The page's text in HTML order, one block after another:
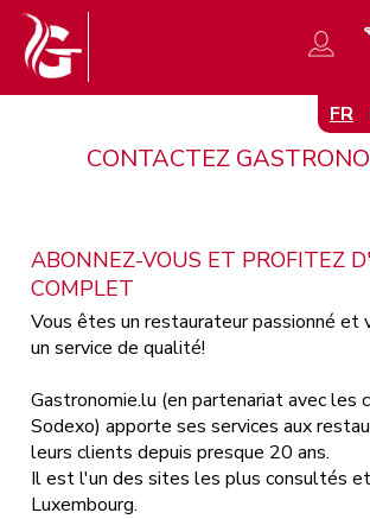
FR
CONTACTEZ
ABONNEZ-VOUS ET PROFITEZ
COMPLET
Vous êtes un restaurateur passionné et
un service de qualité!
Gastronomie.lu (en partenariat avec les
Sodexo) apporte ses services aux
leurs clients depuis presque 20 ans.
Il est l'un des sites les plus consultés
Luxembourg.